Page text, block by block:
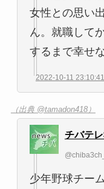
女性との思い
ん。就職して
するまで幸せ
2022-10-11 23:10:41
（出典 @tamadon418）
チバテ
少年野球チー